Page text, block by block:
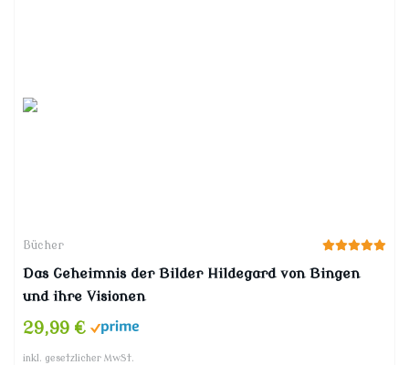
Bücher
Das Geheimnis der Bilder Hildegard von Bingen
und ihre Visionen
29,99 €
inkl. gesetzlicher MwSt.